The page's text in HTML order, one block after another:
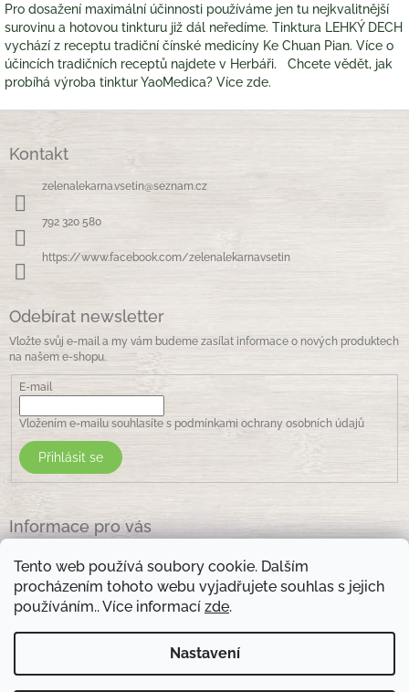
Tento web používá soubory cookie. Dalším
procházením tohoto webu vyjadřujete souhlas s jejich
používáním.. Více informací zde.
Nastavení
Pro dosažení maximální účinnosti používáme jen tu nejkvalitnější
surovinu a hotovou tinkturu již dál neředíme. Tinktura LEHKÝ DECH
vychází z receptu tradiční čínské medicíny Ke Chuan Pian. Více o
účincích tradičních receptů najdete v Herbáři. Chcete vědět, jak
probíhá výroba tinktur YaoMedica? Více zde.
Kontakt
zelenalekarna.vsetin@seznam.cz
792 320 580
https://www.facebook.com/zelenalekarnavsetin
Odebírat newsletter
Vložte svůj e-mail a my vám budeme zasílat informace o nových produktech
na našem e-shopu.
E-mail
Vložením e-mailu souhlasíte s podmínkami ochrany osobních údajů
Přihlásit se
Informace pro vás
Obchodní podmínky
Podmínky ochrany osobních údajů
Kontakty
Otevírací doba prodejny: pondělí - pátek - 8.30 -17.00 , sobota 9.00-11 .00